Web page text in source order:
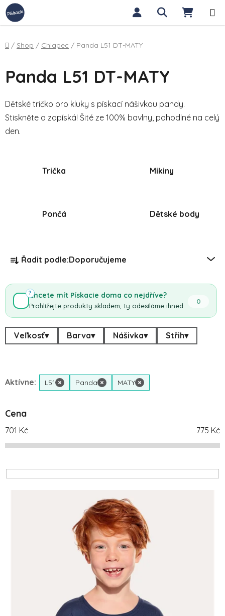
Přejít na obsah Hledat
Domů
/ Shop / Chlapec / Panda L51 DT-MATY
Panda L51 DT-MATY
Dětské tričko pro kluky s pískací nášivkou pandy.
Stiskněte a zapíská! Šité ze 100% bavlny, pohodlné na celý
den.
Trička Mikiny
Pončá Dětské body
Řazení produktů
Řadit podle:Doporučujeme
Chcete mít Pískacie doma co nejdříve?
Prohlížejte produkty skladem, ty odesíláme ihned.
0
?
Veľkosť▾ Barva▾ Nášivka▾ Střih▾
Aktívne: L51 × Panda × MATY ×
Cena
701 Kč 775 Kč